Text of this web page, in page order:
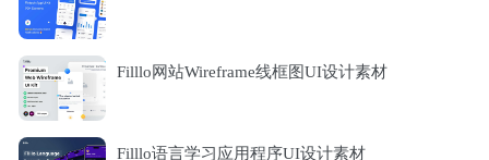
Filllo网站Wireframe线框图UI设计素材
Filllo语言学习应用程序UI设计素材